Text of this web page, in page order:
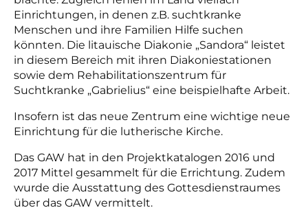
Einrichtungen, in denen z.B. suchtkranke
Menschen und ihre Familien Hilfe suchen
könnten. Die litauische Diakonie „Sandora“ leistet
in diesem Bereich mit ihren Diakoniestationen
sowie dem Rehabilitationszentrum für
Suchtkranke „Gabrielius“ eine beispielhafte Arbeit.
Insofern ist das neue Zentrum eine wichtige neue
Einrichtung für die lutherische Kirche.
Das GAW hat in den Projektkatalogen 2016 und
2017 Mittel gesammelt für die Errichtung. Zudem
wurde die Ausstattung des Gottesdienstraumes
über das GAW vermittelt.